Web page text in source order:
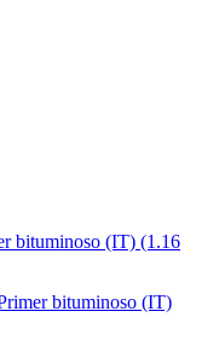
bituminoso (IT) (1.16
bituminoso (IT)